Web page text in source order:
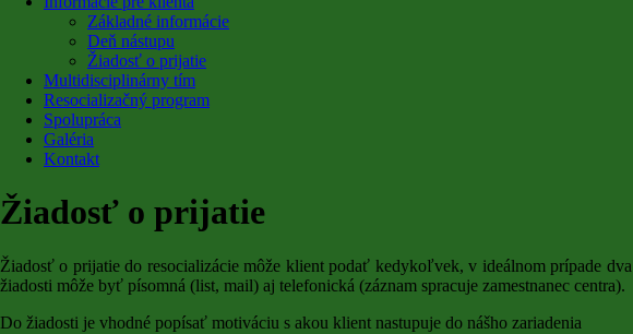
Základné informácie
Deň nástupu
Žiadosť o prijatie
Multidisciplinárny tím
Resocializačný program
Spolupráca
Galéria
Kontakt
Žiadosť o prijatie
Žiadosť o prijatie do resocializácie môže klient podať kedykoľvek, v ideálnom prípade
žiadosti môže byť písomná (list, mail) aj telefonická (záznam spracuje zamestnanec centra).
Do žiadosti je vhodné popísať motiváciu s akou klient nastupuje do nášho zariadenia